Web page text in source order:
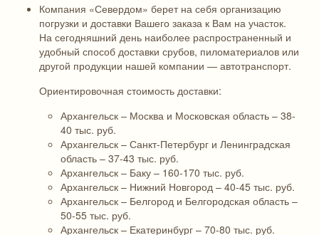
Компания «Севердом» берет на себя организацию
погрузки и доставки Вашего заказа к Вам на участок.
На сегодняшний день наиболее распространенный и
удобный способ доставки срубов, пиломатериалов или
другой продукции нашей компании — автотранспорт.
Ориентировочная стоимость доставки:
Архангельск – Москва и Московская область – 38-
40 тыс. руб.
Архангельск – Санкт-Петербург и Ленинградская
область – 37-43 тыс. руб.
Архангельск – Баку – 160-170 тыс. руб.
Архангельск – Нижний Новгород – 40-45 тыс. руб.
Архангельск – Белгород и Белгородская область –
50-55 тыс. руб.
Архангельск – Екатеринбург – 70-80 тыс. руб.